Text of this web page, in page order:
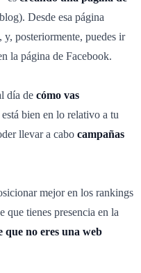
Desde esa página
y, posteriormente, puedes ir
la página de Facebook.
día de cómo vas
bien en lo relativo a tu
llevar a cabo campañas
mejor en los rankings
que tienes presencia en la
que no eres una web